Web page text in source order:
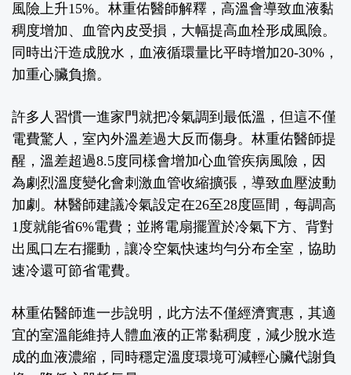
風險上升15%。林重佑醫師解釋，高溫會導致血液黏
稠度增加、血管內皮受損，大幅提高血栓形成風險。
同時出汗造成脫水，血液循環量比平時增加20-30%，
加重心臟負擔。
許多人習慣一進家門就把冷氣調到最低溫，但這不僅
電費驚人，室內外溫差過大反而傷身。林重佑醫師提
醒，溫差超過8.5度同樣會增加心血管疾病風險，因
為劇烈溫度變化會刺激血管收縮擴張，導致血壓波動
加劇。林醫師建議冷氣設定在26至28度區間，每調高
1度就能省6%電費；並將電扇擺置於冷氣下方、背對
出風口左右擺動，讓冷空氣快速均勻分布全室，協助
速冷還可節省電費。
林重佑醫師進一步說明，此方法不僅經濟實惠，其適
宜的室溫能維持人體血液的正常黏稠度，減少脫水造
成的血液濃縮，同時穩定溫度環境可減輕心臟代謝負